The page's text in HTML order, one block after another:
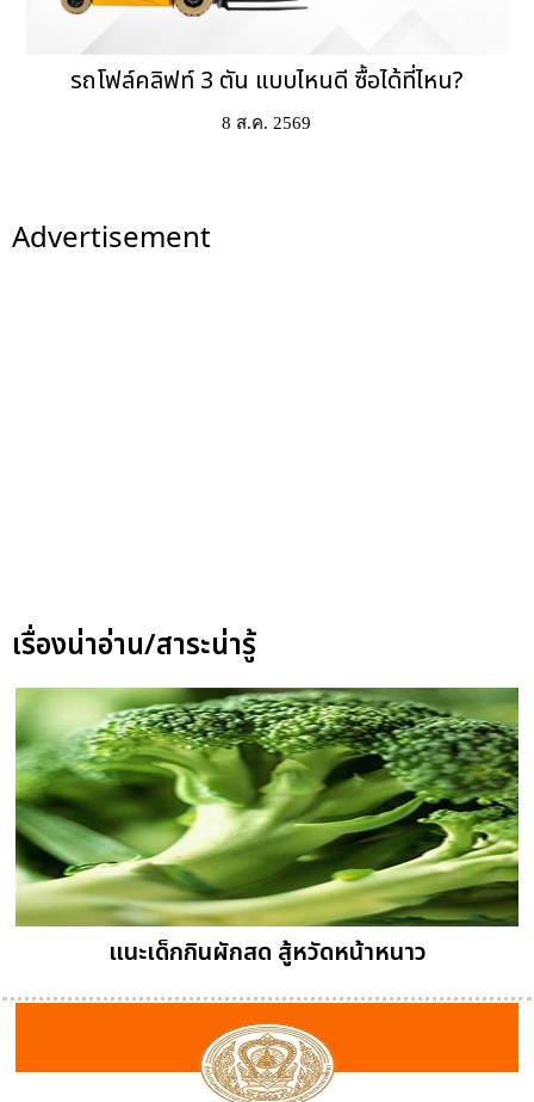
รถโฟล์คลิฟท์ 3 ตัน แบบไหนดี ซื้อได้ที่ไหน?
8 ส.ค. 2569
Advertisement
เรื่องน่าอ่าน/สาระน่ารู้
แนะเด็กกินผักสด สู้หวัดหน้าหนาว